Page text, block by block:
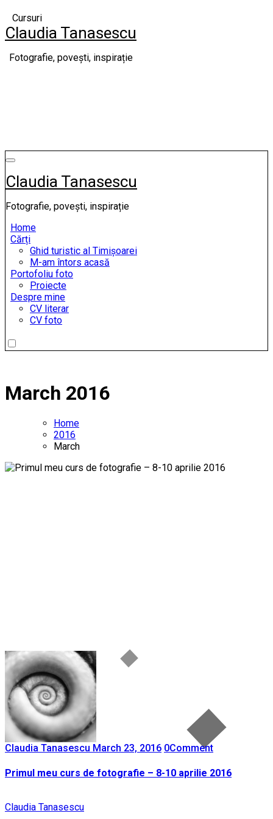
to
content
Claudia Tanasescu
Fotografie, povești, inspirație
Claudia Tanasescu
Fotografie, povești, inspirație
Home
Cărți
Ghid turistic al Timișoarei
M-am întors acasă
Portofoliu foto
Proiecte
Despre mine
CV literar
CV foto
March 2016
Home
2016
March
Cursuri
Claudia Tanasescu March 23, 2016 0Comment
Primul meu curs de fotografie – 8-10 aprilie 2016
Claudia Tanasescu